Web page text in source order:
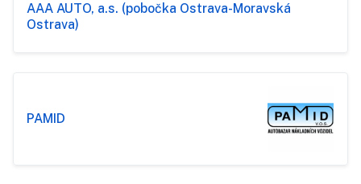
AAA AUTO, a.s. (pobočka Ostrava-Moravská
Ostrava)
PAMID